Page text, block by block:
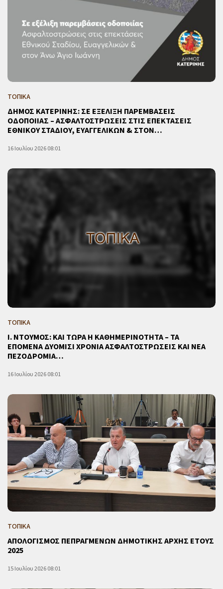
ΤΟΠΙΚΑ
ΔΗΜΟΣ ΚΑΤΕΡΙΝΗΣ: ΣΕ ΕΞΕΛΙΞΗ ΠΑΡΕΜΒΑΣΕΙΣ
ΟΔΟΠΟΙΙΑΣ – ΑΣΦΑΛΤΟΣΤΡΩΣΕΙΣ ΣΤΙΣ ΕΠΕΚΤΑΣΕΙΣ
ΕΘΝΙΚΟΥ ΣΤΑΔΙΟΥ, ΕΥΑΓΓΕΛΙΚΩΝ & ΣΤΟΝ…
16 Ιουλίου 2026 08:01
ΤΟΠΙΚΑ
Ι. ΝΤΟΥΜΟΣ: ΚΑΙ ΤΩΡΑ Η ΚΑΘΗΜΕΡΙΝΟΤΗΤΑ – ΤΑ
ΕΠΟΜΕΝΑ ΔΥΟΜΙΣΙ ΧΡΟΝΙΑ ΑΣΦΑΛΤΟΣΤΡΩΣΕΙΣ ΚΑΙ ΝΕΑ
ΠΕΖΟΔΡΟΜΙΑ…
16 Ιουλίου 2026 08:01
ΤΟΠΙΚΑ
ΑΠΟΛΟΓΙΣΜΟΣ ΠΕΠΡΑΓΜΕΝΩΝ ΔΗΜΟΤΙΚΗΣ ΑΡΧΗΣ ΕΤΟΥΣ
2025
15 Ιουλίου 2026 08:01